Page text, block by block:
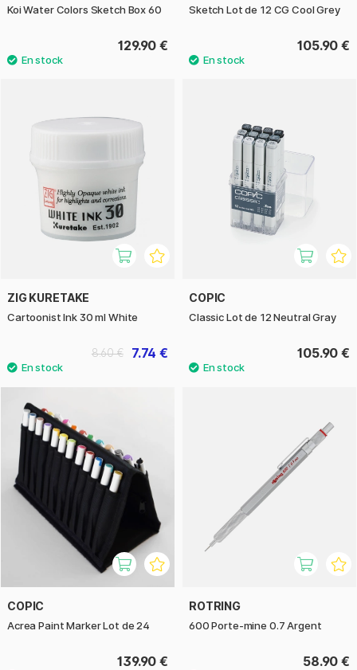
Koi Water Colors Sketch Box 60
129.90 €
Sketch Lot de 12 CG Cool Grey
105.90 €
ZIG KURETAKE
Cartoonist Ink 30 ml White
7.74 €
8.60 €
COPIC
Classic Lot de 12 Neutral Gray
105.90 €
COPIC
Acrea Paint Marker Lot de 24
139.90 €
ROTRING
600 Porte-mine 0.7 Argent
58.90 €